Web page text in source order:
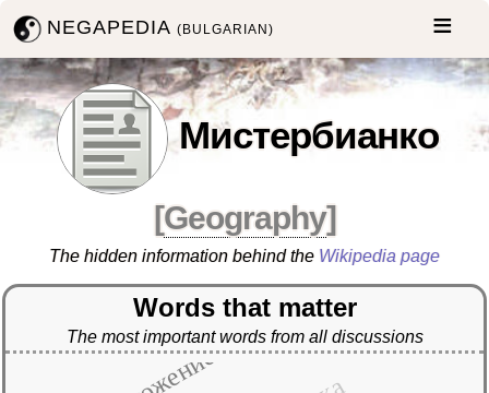
NEGAPEDIA(BULGARIAN)
Мистербианко
[Geography]
The hidden information behind the Wikipedia page
Words that matter
The most important words from all discussions